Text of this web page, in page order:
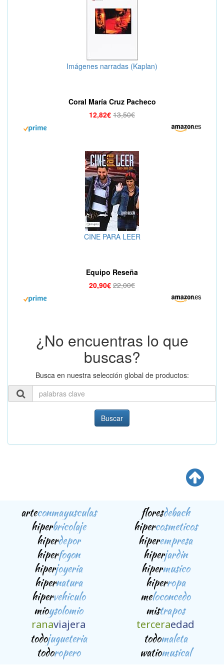
Imágenes narradas (Kaplan)
Coral María Cruz Pacheco
12,82€ 13,50€
CINE PARA LEER
Equipo Reseña
20,90€ 22,00€
¿No encuentras lo que
buscas?
Busca en nuestra selección global de productos:
Buscar
arteconmayusculas floresdebach
hiperbricolaje hipercosmeticos
hiperdepor hiperempresa
hiperfogon hiperjardin
hiperjoyeria hipermusico
hipernatura hiperropa
hipervehiculo meloconcedo
mioysolomio mistrapos
ranaviajera terceraedad
todojugueteria todomaleta
todoropero watiomusical